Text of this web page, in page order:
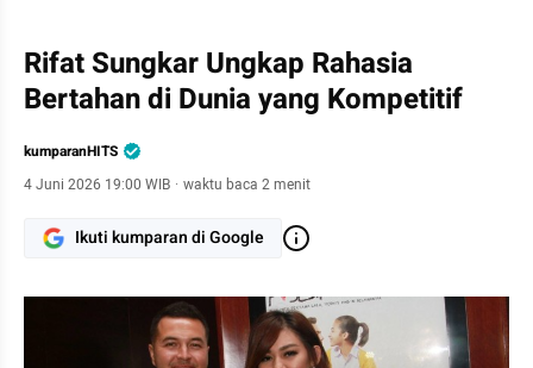
Rifat Sungkar Ungkap Rahasia
Bertahan di Dunia yang Kompetitif
kumparanHITS
4 Juni 2026 19:00 WIB · waktu baca 2 menit
Ikuti kumparan di Google